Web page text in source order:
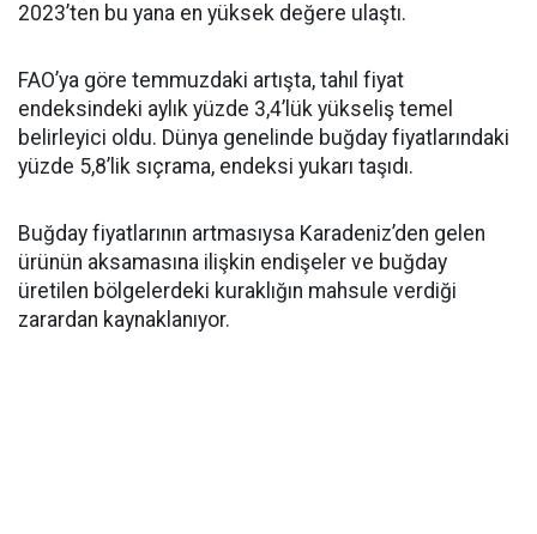
2023’ten bu yana en yüksek değere ulaştı.
FAO’ya göre temmuzdaki artışta, tahıl fiyat
endeksindeki aylık yüzde 3,4’lük yükseliş temel
belirleyici oldu. Dünya genelinde buğday fiyatlarındaki
yüzde 5,8’lik sıçrama, endeksi yukarı taşıdı.
Buğday fiyatlarının artmasıysa Karadeniz’den gelen
ürünün aksamasına ilişkin endişeler ve buğday
üretilen bölgelerdeki kuraklığın mahsule verdiği
zarardan kaynaklanıyor.